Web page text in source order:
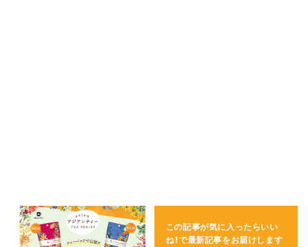
この記事が気に入ったらいい
ね！で最新記事をお届けします